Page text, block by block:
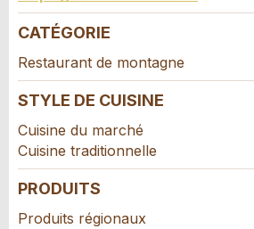
Composez un message à la
contact pour cette annonce .
CATÉGORIE
Restaurant de montagne
STYLE DE CUISINE
Cuisine du marché
Cuisine traditionnelle
PRODUITS
Produits régionaux